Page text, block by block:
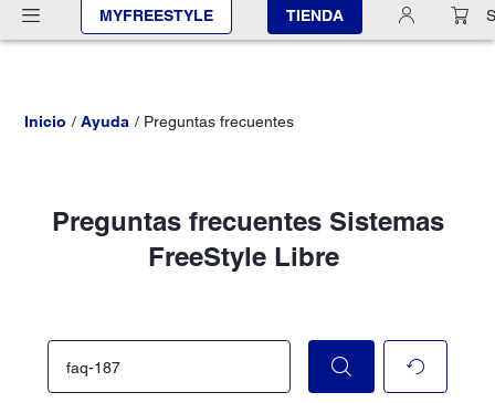
MYFREESTYLE TIENDA
Inicio Ayuda Preguntas frecuentes
Preguntas frecuentes Sistemas
FreeStyle Libre